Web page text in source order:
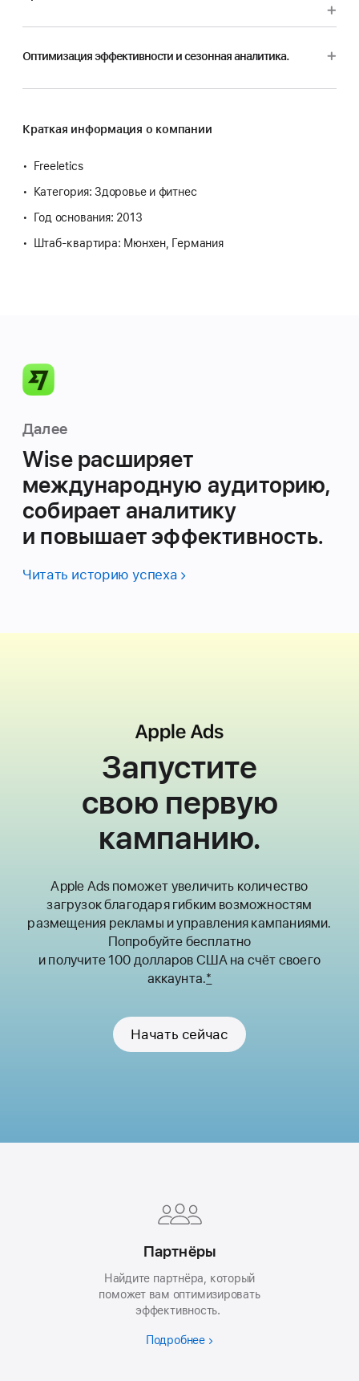
Оптимизация эффективности и сезонная аналитика.
Краткая информация о компании
Freeletics
Категория: Здоровье и фитнес
Год основания: 2013
Штаб-квартира: Мюнхен, Германия
Далее
Wise расширяет
международную аудиторию,
собирает аналитику
и повышает эффективность.
Читать историю успеха
Запустите
свою первую
кампанию.
Apple Ads поможет увеличить количество
загрузок благодаря гибким возможностям
размещения рекламы и управления кампаниями.
Попробуйте бесплатно
и получите 100 долларов США на счёт своего
аккаунта.*
Начать сейчас
Партнёры
Найдите партнёра, который
поможет вам оптимизировать
эффективность.
Подробнее